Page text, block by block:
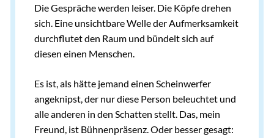
Die Gespräche werden leiser. Die Köpfe drehen
sich. Eine unsichtbare Welle der Aufmerksamkeit
durchflutet den Raum und bündelt sich auf
diesen einen Menschen.
Es ist, als hätte jemand einen Scheinwerfer
angeknipst, der nur diese Person beleuchtet und
alle anderen in den Schatten stellt. Das, mein
Freund, ist Bühnenpräsenz. Oder besser gesagt: